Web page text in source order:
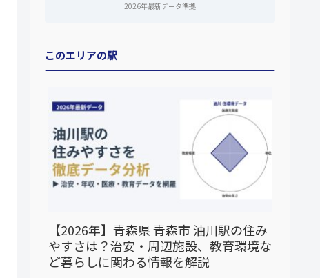
2026年最新データ準拠
このエリアの駅
【2026年】青森県 青森市 油川駅の住み
やすさは？治安・周辺施設、教育環境な
ど暮らしに関わる情報を解説